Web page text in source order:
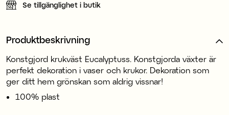
Se tillgänglighet i butik
Produktbeskrivning
Konstgjord krukväst Eucalyptuss. Konstgjorda växter är
perfekt dekoration i vaser och krukor. Dekoration som
ger ditt hem grönskan som aldrig vissnar!
100% plast